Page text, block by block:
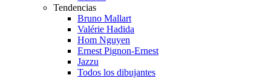
Tendencias
Bruno Mallart
Valérie Hadida
Hom Nguyen
Ernest Pignon-Ernest
Jazzu
Todos los dibujantes